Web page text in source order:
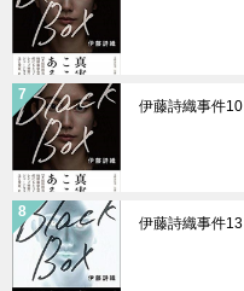
伊藤詩織事件10
伊藤詩織事件13